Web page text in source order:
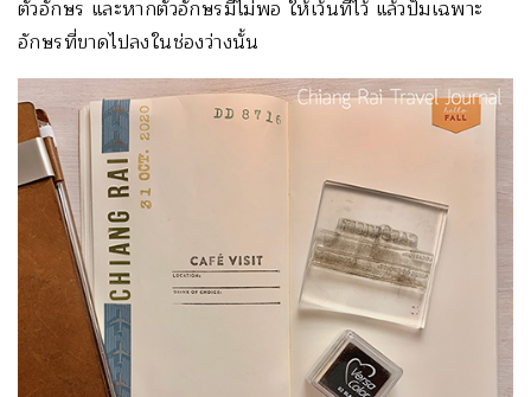
ตัวอักษร และหากตัวอักษรมีไม่พอ ให้เว้นที่ไว้ แล้วปั๊มเฉพาะ
อักษรที่ขาดไปลงในช่องว่างนั้น